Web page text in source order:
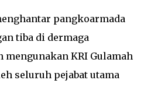
pangkoarmada
tiba di dermaga
mengunakan KRI Gulamah
seluruh pejabat utama